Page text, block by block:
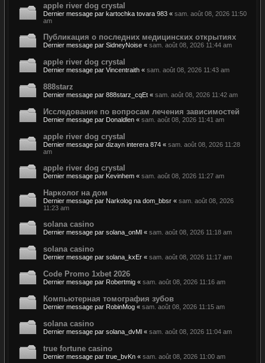
apple river dog crystal
Dernier message par kartochka tovara 983 « sam. août 08, 2026 11:50
am
Публикация о последних медицинских открытиях
Dernier message par SidneyNoise « sam. août 08, 2026 11:44 am
apple river dog crystal
Dernier message par Vincentraith « sam. août 08, 2026 11:43 am
888starz
Dernier message par 888starz_cqEt « sam. août 08, 2026 11:42 am
Исследование по вопросам лечения зависимостей
Dernier message par Donaldlen « sam. août 08, 2026 11:41 am
apple river dog crystal
Dernier message par dizayn interera 874 « sam. août 08, 2026 11:28
am
apple river dog crystal
Dernier message par Kevinhem « sam. août 08, 2026 11:27 am
Нарколог на дом
Dernier message par Narkolog na dom_bbsr « sam. août 08, 2026
11:23 am
solana casino
Dernier message par solana_onMl « sam. août 08, 2026 11:18 am
solana casino
Dernier message par solana_kxEr « sam. août 08, 2026 11:17 am
Code Promo 1xbet 2026
Dernier message par Robertmig « sam. août 08, 2026 11:16 am
Компьютерная томография зубов
Dernier message par RobinMog « sam. août 08, 2026 11:15 am
solana casino
Dernier message par solana_dvMl « sam. août 08, 2026 11:04 am
true fortune casino
Dernier message par true_bvKn « sam. août 08, 2026 11:00 am